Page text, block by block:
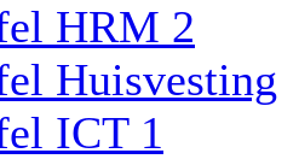
HRM 2
Huisvesting
ICT 1